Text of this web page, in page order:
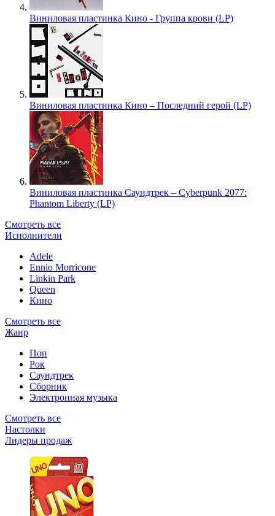
Виниловая пластинка Кино - Группа крови (LP)
Виниловая пластинка Кино – Последний герой (LP)
Виниловая пластинка Саундтрек – Cyberpunk 2077:
Phantom Liberty (LP)
Смотреть все
Исполнители
Adele
Ennio Morricone
Linkin Park
Queen
Кино
Смотреть все
Жанр
Поп
Рок
Саундтрек
Сборник
Электронная музыка
Смотреть все
Настолки
Лидеры продаж